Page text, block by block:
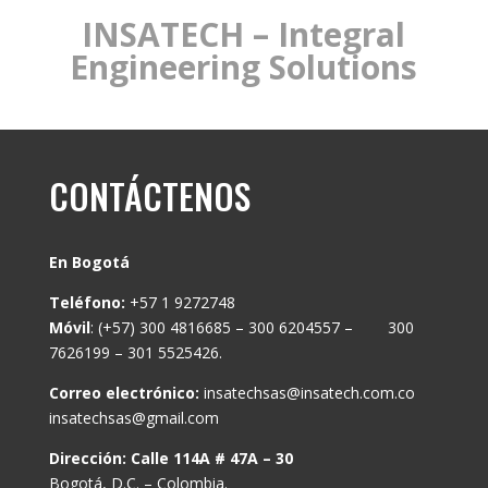
INSATECH – Integral
Engineering Solutions
CONTÁCTENOS
En Bogotá
Teléfono: +57 1 9272748
Móvil: (+57) 300 4816685 – 300 6204557 – 300
7626199 – 301 5525426.
Correo electrónico: insatechsas@insatech.com.co
insatechsas@gmail.com
Dirección: Calle 114A # 47A – 30
Bogotá, D.C. – Colombia.